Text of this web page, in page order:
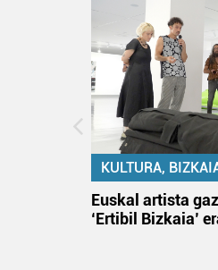
KULTURA,
Euskal artista
‘Ertibil Bizkaia’